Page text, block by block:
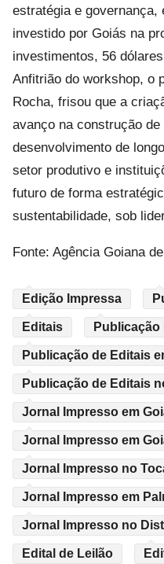
estratégia e governança,
investido por Goiás na
investimentos, 56
Anfitrião do workshop, o
Rocha, frisou que a
avanço na construção
desenvolvimento de
setor produtivo e
futuro de forma
sustentabilidade, sob
Fonte: Agência Goiana
Edição Impressa
Editais Publicação
Publicação de Editais
Publicação de Editais
Jornal Impresso em
Jornal Impresso em
Jornal Impresso no
Jornal Impresso em
Jornal Impresso no
Edital de Leilão